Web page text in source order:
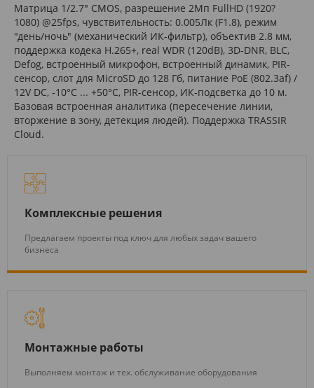
Матрица 1/2.7" CMOS, разрешение 2Мп FullHD (1920?
1080) @25fps, чувствительность: 0.005Лк (F1.8), режим
"день/ночь" (механический ИК-фильтр), объектив 2.8 мм,
поддержка кодека H.265+, real WDR (120dB), 3D-DNR, BLC,
Defog, встроенный микрофон, встроенный динамик, PIR-
сенсор, слот для MicroSD до 128 Гб, питание PoE (802.3af) /
12V DC, -10°C ... +50°C, PIR-сенсор, ИК-подсветка до 10 м.
Базовая встроенная аналитика (пересечение линии,
вторжение в зону, детекция людей). Поддержка TRASSIR
Cloud.
Комплексные решения
Предлагаем проекты под ключ для любых задач вашего
бизнеса
Монтажные работы
Выполняем монтаж и тех. обслуживание оборудования